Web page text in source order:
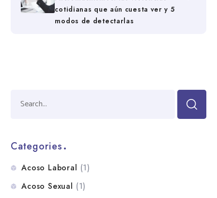
cotidianas que aún cuesta ver y 5
modos de detectarlas
Categories
Acoso Laboral (1)
Acoso Sexual (1)